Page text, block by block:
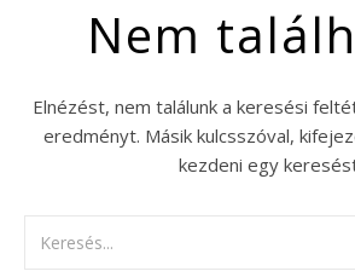
Nem
Elnézést, nem találunk a keresési
eredményt. Másik kulcsszóval,
kezdeni egy